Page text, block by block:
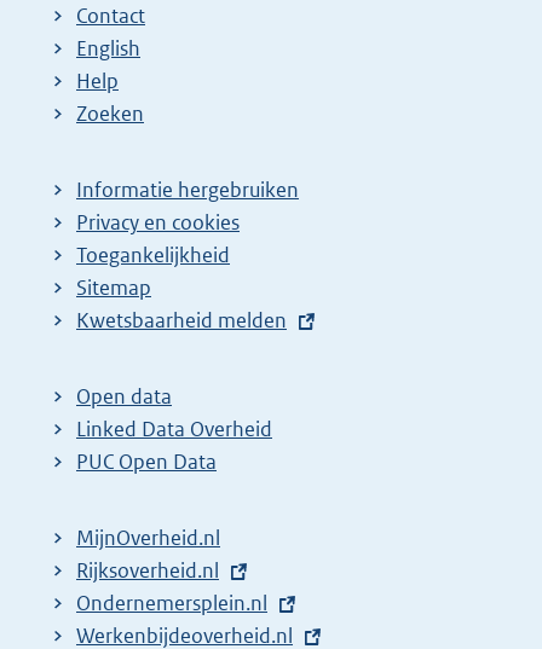
Contact
English
Help
Zoeken
Informatie hergebruiken
Privacy en cookies
Toegankelijkheid
Sitemap
E
t
e
r
l
i
n
Kwetsbaarheid melden
Open data
Linked Data Overheid
PUC Open Data
MijnOverheid.nl
E
x
t
Rijksoverheid.nl
E
x
Ondernemersplein.nl
E
Werkenbijdeoverheid.nl